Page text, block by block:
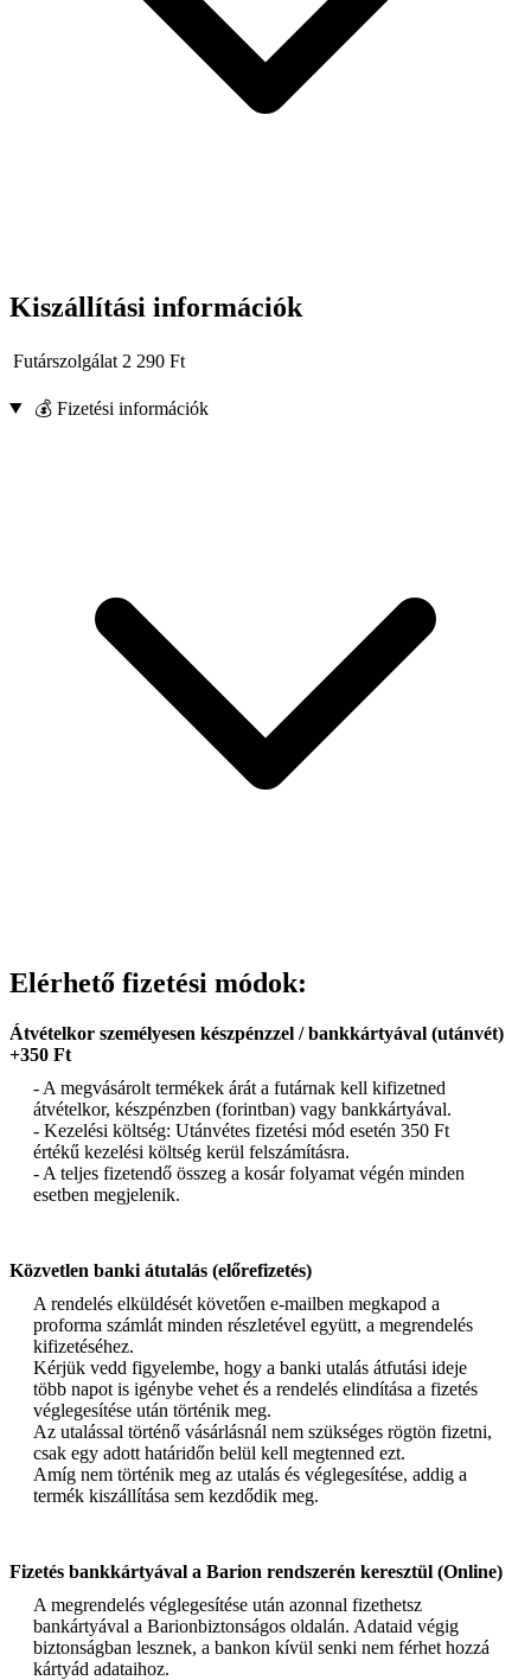
Kiszállítási információk
Futárszolgálat 2 290 Ft
💰 Fizetési információk
Elérhető fizetési módok:
Átvételkor személyesen készpénzzel / bankkártyával (utánvét)
+350 Ft
- A megvásárolt termékek árát a futárnak kell kifizetned
átvételkor, készpénzben (forintban) vagy bankkártyával.
- Kezelési költség: Utánvétes fizetési mód esetén 350 Ft
értékű kezelési költség kerül felszámításra.
- A teljes fizetendő összeg a kosár folyamat végén minden
esetben megjelenik.
Közvetlen banki átutalás (előrefizetés)
A rendelés elküldését követően e-mailben megkapod a
proforma számlát minden részletével együtt, a megrendelés
kifizetéséhez.
Kérjük vedd figyelembe, hogy a banki utalás átfutási ideje
több napot is igénybe vehet és a rendelés elindítása a fizetés
véglegesítése után történik meg.
Az utalással történő vásárlásnál nem szükséges rögtön fizetni,
csak egy adott határidőn belül kell megtenned ezt.
Amíg nem történik meg az utalás és véglegesítése, addig a
termék kiszállítása sem kezdődik meg.
Fizetés bankkártyával a Barion rendszerén keresztül (Online)
A megrendelés véglegesítése után azonnal fizethetsz
bankártyával a Barionbiztonságos oldalán. Adataid végig
biztonságban lesznek, a bankon kívül senki nem férhet hozzá
kártyád adataihoz.